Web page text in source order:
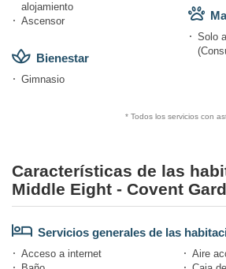
alojamiento
Ascensor
Bienestar
Gimnasio
Solo
* Todos los servicios con
Características de las
Middle Eight - Covent
Servicios generales de las
Acceso a internet
Aire